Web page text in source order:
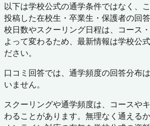
以下は学校公式の通学条件ではなく、
投稿した在校生・卒業生・保護者の回
校日数やスクーリング日程は、コース
よって変わるため、最新情報は学校公
ださい。
口コミ回答では、通学頻度の回答分布
いません。
スクーリングや通学頻度は、コースや
わることがあります。無理なく通える